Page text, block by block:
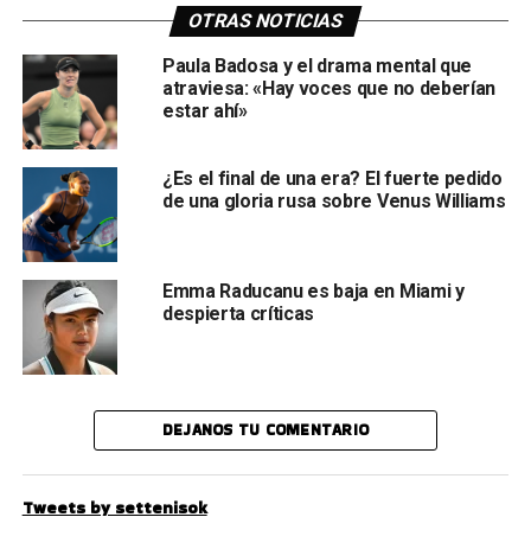
OTRAS NOTICIAS
Paula Badosa y el drama mental que
atraviesa: «Hay voces que no deberían
estar ahí»
¿Es el final de una era? El fuerte pedido
de una gloria rusa sobre Venus Williams
Emma Raducanu es baja en Miami y
despierta críticas
DEJANOS TU COMENTARIO
Tweets by settenisok